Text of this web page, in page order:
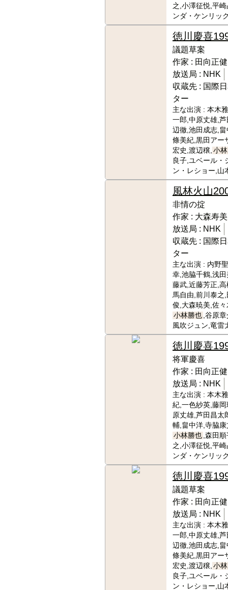
之,小澤征悦,平
ンダ・ケンリッ
徳川慶喜
議題草案
作家 : 田向正健
放送局 : NHK
収蔵先 : 国際
ター
主な出演 : 本木
一郎,中原丈雄,
辺徹,池田成志,
條美紀,黒田アー
宏史,渡辺穣, 小
良子,ユベール・
ン・レショー,山
風林火山
非情の掟
作家 : 大森寿
放送局 : NHK
収蔵先 : 国際
ター
主な出演 : 内野
幸,池脇千鶴,浅
藤武,近藤芳正,
馬自由,前川泰之
俊,大森暁美,佐
小林勝也 ,谷原
風吹ジュン,竜雷
徳川慶喜
将軍慶喜
作家 : 田向正健
放送局 : NHK
主な出演 : 本木
紀,一色紗英,藤
原丈雄,芦田昌太
輔,畠中洋,寺脇
小林勝也 ,森田
之,小澤征悦,平
ンダ・ケンリッ
徳川慶喜
議題草案
作家 : 田向正健
放送局 : NHK
主な出演 : 本木
一郎,中原丈雄,
辺徹,池田成志,
條美紀,黒田アー
宏史,渡辺穣, 小
良子,ユベール・
ン・レショー,山